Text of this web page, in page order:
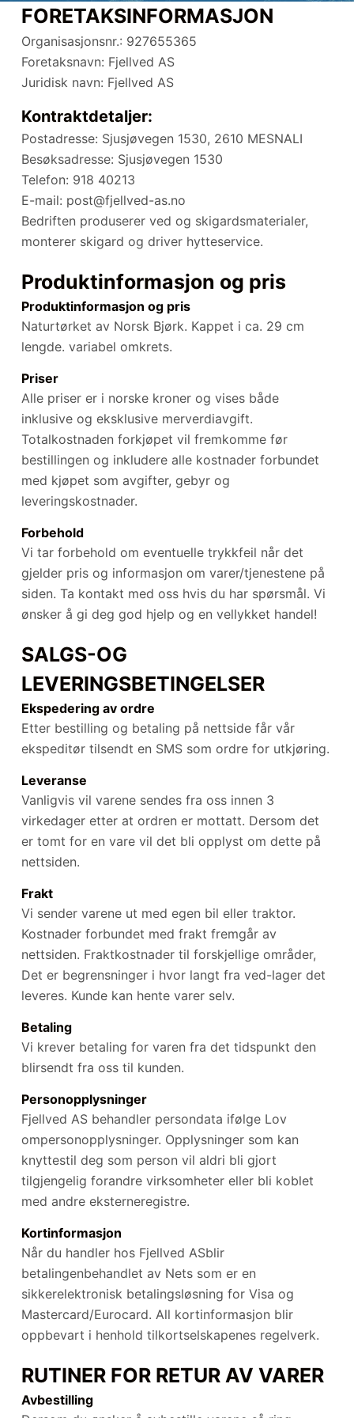
FORETAKSINFORMASJON
Organisasjonsnr.: 927655365
Foretaksnavn: Fjellved AS
Juridisk navn: Fjellved AS
Kontraktdetaljer:
Postadresse: Sjusjøvegen 1530, 2610 MESNALI
Besøksadresse: Sjusjøvegen 1530
Telefon: 918 40213
E-mail: post@fjellved-as.no
Bedriften produserer ved og skigardsmaterialer,
monterer skigard og driver hytteservice.
Produktinformasjon og pris
Produktinformasjon og pris
Naturtørket av Norsk Bjørk. Kappet i ca. 29 cm
lengde. variabel omkrets.
Priser
Alle priser er i norske kroner og vises både
inklusive og eksklusive merverdiavgift.
Totalkostnaden forkjøpet vil fremkomme før
bestillingen og inkludere alle kostnader forbundet
med kjøpet som avgifter, gebyr og
leveringskostnader.
Forbehold
Vi tar forbehold om eventuelle trykkfeil når det
gjelder pris og informasjon om varer/tjenestene på
siden. Ta kontakt med oss hvis du har spørsmål. Vi
ønsker å gi deg god hjelp og en vellykket handel!
SALGS-OG
LEVERINGSBETINGELSER
Ekspedering av ordre
Etter bestilling og betaling på nettside får vår
ekspeditør tilsendt en SMS som ordre for utkjøring.
Leveranse
Vanligvis vil varene sendes fra oss innen 3
virkedager etter at ordren er mottatt. Dersom det
er tomt for en vare vil det bli opplyst om dette på
nettsiden.
Frakt
Vi sender varene ut med egen bil eller traktor.
Kostnader forbundet med frakt fremgår av
nettsiden. Fraktkostnader til forskjellige områder,
Det er begrensninger i hvor langt fra ved-lager det
leveres. Kunde kan hente varer selv.
Betaling
Vi krever betaling for varen fra det tidspunkt den
blirsendt fra oss til kunden.
Personopplysninger
Fjellved AS behandler persondata ifølge Lov
ompersonopplysninger. Opplysninger som kan
knyttestil deg som person vil aldri bli gjort
tilgjengelig forandre virksomheter eller bli koblet
med andre eksterneregistre.
Kortinformasjon
Når du handler hos Fjellved ASblir
betalingenbehandlet av Nets som er en
sikkerelektronisk betalingsløsning for Visa og
Mastercard/Eurocard. All kortinformasjon blir
oppbevart i henhold tilkortselskapenes regelverk.
RUTINER FOR RETUR AV VARER
Avbestilling